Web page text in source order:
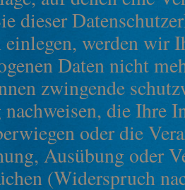
dieser
werden wir
Daten nicht
zwingende
die Ihre
oder die
Ausübung oder
(Widerspruch